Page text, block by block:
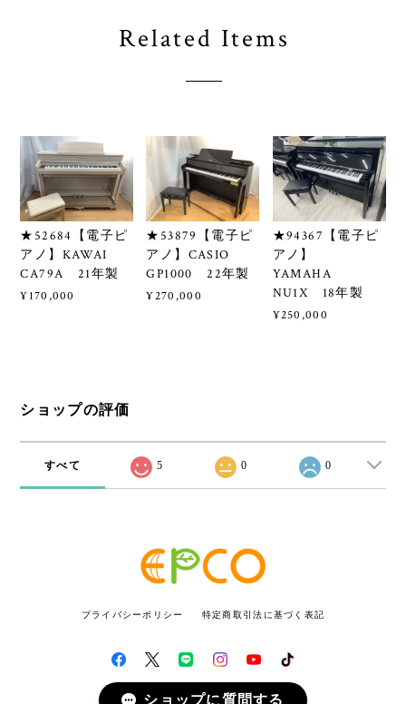
Related Items
★52684【電子ピ
アノ】KAWAI
CA79A 21年製
¥170,000
★53879【電子ピ
アノ】CASIO
GP1000 22年製
¥270,000
★94367【電子ピ
アノ】
YAMAHA
NU1X 18年製
¥250,000
ショップの評価
すべて 5 0 0
プライバシーポリシー 特定商取引法に基づく表記
ショップに質問する